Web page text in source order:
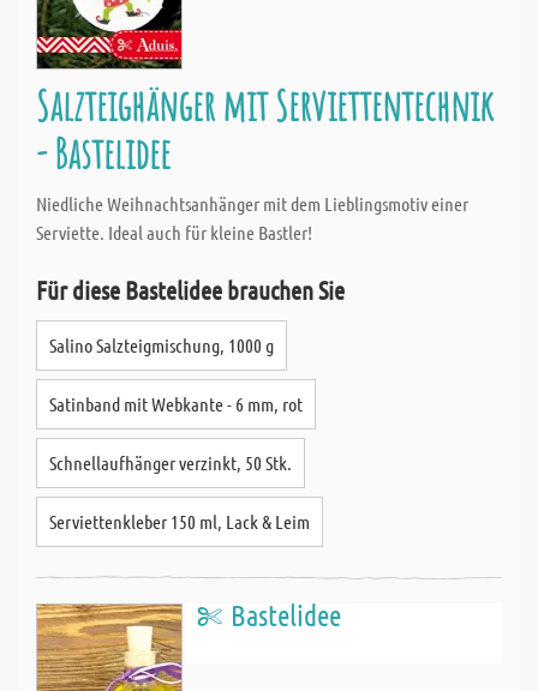
Salzteighänger mit Serviettentechnik
- Bastelidee
Niedliche Weihnachtsanhänger mit dem Lieblingsmotiv einer
Serviette. Ideal auch für kleine Bastler!
Für diese Bastelidee brauchen Sie
Salino Salzteigmischung, 1000 g
Satinband mit Webkante - 6 mm, rot
Schnellaufhänger verzinkt, 50 Stk.
Serviettenkleber 150 ml, Lack & Leim
Bastelidee